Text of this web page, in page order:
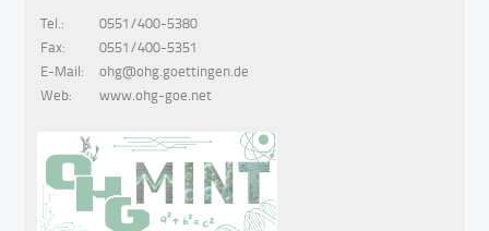
Tel.:
0551/400-5380
Fax:
0551/400-5351
E-Mail:
ohg@ohg.goettingen.de
Web:
www.ohg-goe.net